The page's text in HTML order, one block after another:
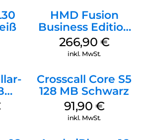
HMD Fusion
Business Edition
256 GB Grey
266,90 €
inkl. MwSt.
Crosscall Core S5
128 MB Schwarz
91,90 €
inkl. MwSt.